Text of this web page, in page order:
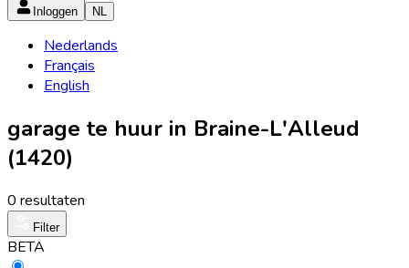
Inloggen NL
Nederlands
Français
English
garage te huur in Braine-L'Alleud
(1420)
0 resultaten
Filter
BETA